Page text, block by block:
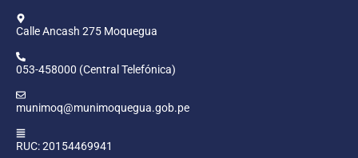
Calle Ancash 275 Moquegua
053-458000 (Central Telefónica)
munimoq@munimoquegua.gob.pe
RUC: 20154469941